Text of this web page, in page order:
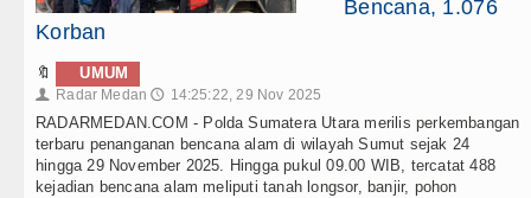
Bencana, 1.076
Korban
🔖 UMUM
👤 Radar Medan 🕔 14:25:22, 29 Nov 2025
RADARMEDAN.COM - Polda Sumatera Utara merilis perkembangan
terbaru penanganan bencana alam di wilayah Sumut sejak 24
hingga 29 November 2025. Hingga pukul 09.00 WIB, tercatat 488
kejadian bencana alam meliputi tanah longsor, banjir, pohon